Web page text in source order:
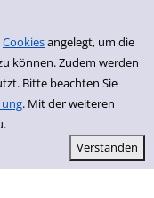
Cookiesangelegt, um die
können. Zudem werden
Bitte beachten Sie
. Mit der weiteren